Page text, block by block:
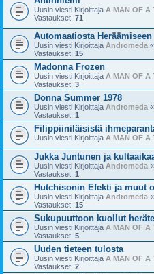
Uusin viesti Kirjoittaja A MAN OF A
Vastaukset: 71
Automaatiosta Heräämiseen
Uusin viesti Kirjoittaja Andromeda «
Vastaukset: 15
Madonna Frozen
Uusin viesti Kirjoittaja A MAN OF A
Vastaukset: 3
Donna Summer 1978
Uusin viesti Kirjoittaja Andromeda «
Vastaukset: 1
Filippiiniläisistä
Uusin viesti Kirjoittaja A MAN OF A
Jukka Juntunen ja
Uusin viesti Kirjoittaja Andromeda «
Vastaukset: 1
Hutchisonin Efekti ja muut
Uusin viesti Kirjoittaja Andromeda «
Vastaukset: 15
Sukupuuttoon kuollut
Uusin viesti Kirjoittaja A MAN OF A
Vastaukset: 5
Uuden tieteen tulosta
Uusin viesti Kirjoittaja A MAN OF A
Vastaukset: 2